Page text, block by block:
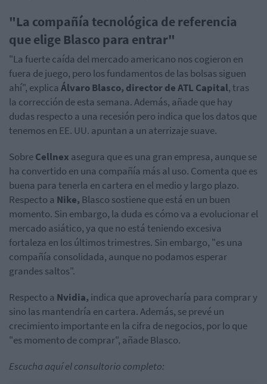
"La compañía tecnológica de referencia
que elige Blasco para entrar"
"La fuerte caída del mercado americano nos cogieron en
fuera de juego, pero los fundamentos de las bolsas siguen
ahí", explica Álvaro Blasco, director de ATL Capital, tras
la corrección de esta semana. Además, añade que hay
dudas respecto a una recesión pero indica que los datos que
tenemos en EE. UU. apuntan a un aterrizaje suave.
SobreCellnex asegura que es una gran empresa, aunque se
ha convertido en una compañía más al uso. Comenta que es
buena para tenerla en cartera en el medio y largo plazo.
Respecto a Nike, Blasco sostiene que está en un buen
momento. Sin embargo, la duda es cómo va a evolucionar el
mercado asiático, ya que no está teniendo excesiva
fortaleza en los últimos trimestres. Sin embargo, "es una
compañía consolidada, aunque no podamos esperar
grandes saltos".
Respecto a Nvidia, indica queaprovecharía para comprar y
sino las mantendría en cartera. Además, se prevé un
crecimiento importante en la cifra de negocios, por lo que
"es momento de comprar", añade Blasco.
Escucha aquí el consultorio completo: